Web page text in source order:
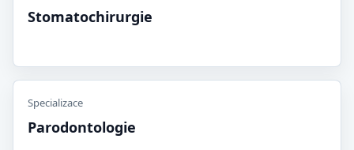
Stomatochirurgie
Specializace
Parodontologie